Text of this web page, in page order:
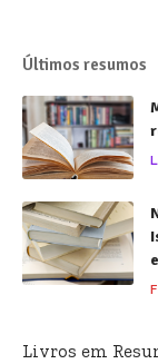
Últimos resumos
Livros em